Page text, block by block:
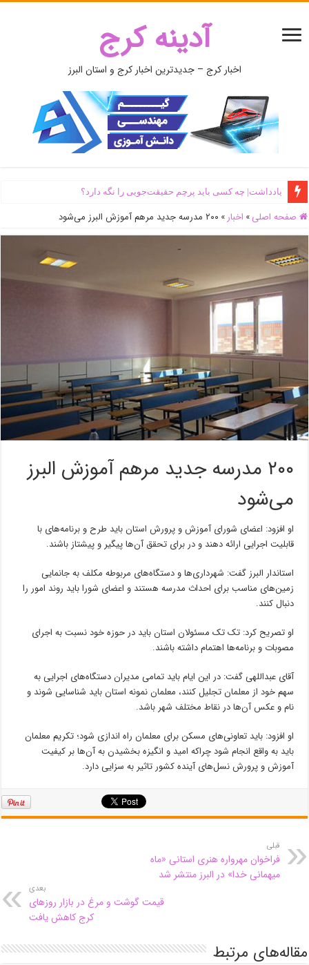
آدینه کرج
اخبار کرج – جدیدترین اخبار کرج و استان البرز
یادداشت| ‌چه کسی باید پرچم حقیقت‌جویی را نگه دارد؟
صفحه اصلی » اخبار » ۲۰۰ مدرسه جدید مرهم آموزش البرز می‌شود
۲۰۰ مدرسه جدید مرهم آموزش البرز
می‌شود
او افزود: اعضای شورای آموزش و پرورش استان باید طرح و برنامه‌های با
قابلیت اجرایی ارائه دهند و در برای تحقق آن‌ها پیگیر و پیشتاز باشند.
استاندار البرز گفت: شهرداری‌ها و دستگاه‌های مربوطه مکلف به جانمایی
زمین‌های مناسب برای احداث مدرسه هستند و اعضای شورا باید روند امور را
دنبال کنند.
او تصریح کرد: تک تک مسئولان استان باید در حوزه خود نسبت به اجرای
مصوبات و برنامه‌ها اهتمام داشته باشند.
آقای عبداللهی گفت: در این ایام باید تمامی مدیران دستگاه‌های اجرایی به
سهم خود از معلمان تجلیل کنند، معلمان نمونه استان باید شناسایی شوند و
نام و عکس آن‌ها در نقاط مختلف شهر باشد.
او افزود: باید تعاونی‌های مسکن برای معلمان راه اندازی شود؛ تکریم معلمان
باید به واقع انجام شود چراکه امید و انگیزه بخشیدن به آن‌ها بر کیفیت
آموزش و پرورش نسل‌های آینده کشور تاثیر به سزایی دارد.
قبلی
فراخوان مهرواره هنری استانی «ماه
میهمانی خدا» در البرز منتشر شد
بعدی
قیمت گوشت و مرغ در بازار روزهای
کرج کاهش یافت
مقاله‌های مرتبط